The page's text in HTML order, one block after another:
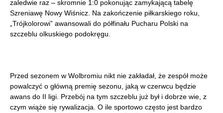
zaledwie raz – skromnie 1:0 pokonując zamykającą tabelę
Szreniawę Nowy Wiśnicz. Na zakończenie piłkarskiego roku,
„Trójkolorowi” awansowali do półfinału Pucharu Polski na
szczeblu olkuskiego podokręgu.
Przed sezonem w Wolbromiu nikt nie zakładał, że zespół może
powalczyć o główną premię sezonu, jaką w czerwcu będzie
awans do II ligi. Przebój na tym szczeblu już był i dobrze wie, z
czym wiąże się rywalizacja. O ile sportowo często jest bardzo